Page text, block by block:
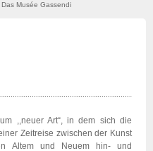
Musée Gassendi
,,neuer Art“, in dem sich die
Zeitreise zwischen der Kunst
Altem und Neuem hin- und